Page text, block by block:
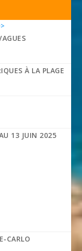
À LA PLAGE
13 JUIN 2025
CARLO